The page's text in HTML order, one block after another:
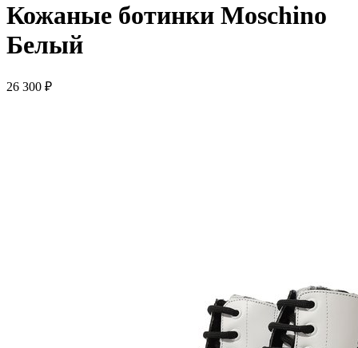
Кожаные ботинки Moschino
Белый
26 300 ₽